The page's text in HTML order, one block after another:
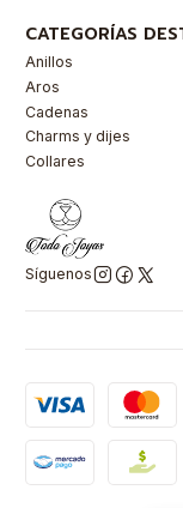
CATEGORÍAS
Anillos
Aros
Cadenas
Charms y dijes
Collares
Síguenos